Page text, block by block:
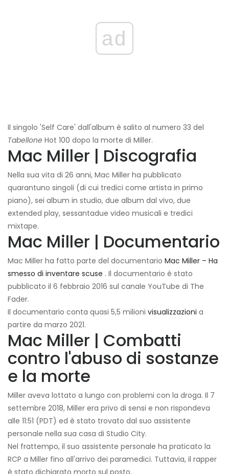
ad
Il singolo 'Self Care' dall'album è salito al numero 33 del
Tabellone Hot 100 dopo la morte di Miller.
Mac Miller | Discografia
Nella sua vita di 26 anni, Mac Miller ha pubblicato
quarantuno singoli (di cui tredici come artista in primo
piano), sei album in studio, due album dal vivo, due
extended play, sessantadue video musicali e tredici
mixtape.
Mac Miller | Documentario
Mac Miller ha fatto parte del documentario Mac Miller – Ha
smesso di inventare scuse . Il documentario è stato
pubblicato il 6 febbraio 2016 sul canale YouTube di The
Fader.
Il documentario conta quasi 5,5 milioni visualizzazioni a
partire da marzo 2021.
Mac Miller | Combatti
contro l'abuso di sostanze
e la morte
Miller aveva lottato a lungo con problemi con la droga. Il 7
settembre 2018, Miller era privo di sensi e non rispondeva
alle 11:51 (PDT) ed è stato trovato dal suo assistente
personale nella sua casa di Studio City.
Nel frattempo, il suo assistente personale ha praticato la
RCP a Miller fino all'arrivo dei paramedici. Tuttavia, il rapper